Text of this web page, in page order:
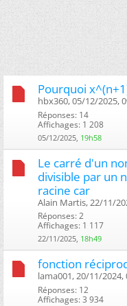
Pourquoi
hbx360, 05/12/2025,
Réponses: 14
Affichages: 1 208
05/12/2025, 19h58
Le carré d'un
divisible par un
racine car
Alain Martis, 22/11/
Réponses: 2
Affichages: 1 117
22/11/2025, 18h49
fonction
lama001, 20/11/2024,
Réponses: 12
Affichages: 3 934